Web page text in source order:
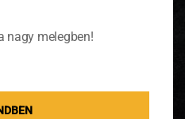
kádban
nagy melegben!